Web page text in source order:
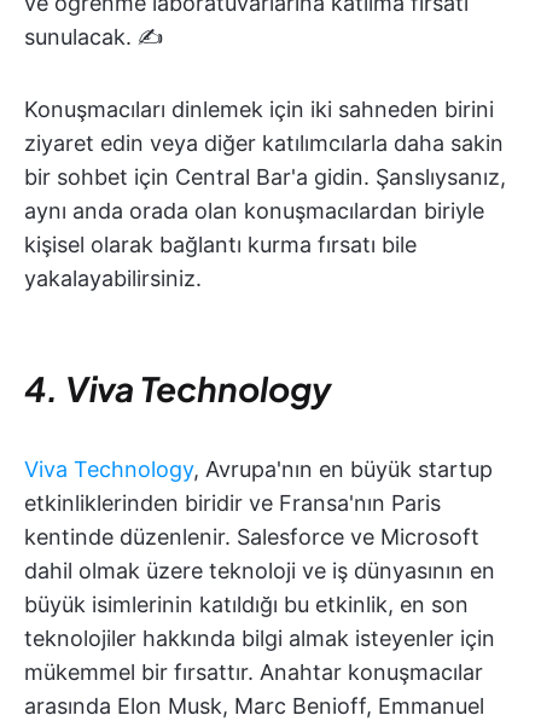
sunulacak. ✍️
Konuşmacıları dinlemek için iki sahneden birini
ziyaret edin veya diğer katılımcılarla daha sakin
bir sohbet için Central Bar'a gidin. Şanslıysanız,
aynı anda orada olan konuşmacılardan biriyle
kişisel olarak bağlantı kurma fırsatı bile
yakalayabilirsiniz.
4. Viva Technology
Viva Technology, Avrupa'nın en büyük startup
etkinliklerinden biridir ve Fransa'nın Paris
kentinde düzenlenir. Salesforce ve Microsoft
dahil olmak üzere teknoloji ve iş dünyasının en
büyük isimlerinin katıldığı bu etkinlik, en son
teknolojiler hakkında bilgi almak isteyenler için
mükemmel bir fırsattır. Anahtar konuşmacılar
arasında Elon Musk, Marc Benioff, Emmanuel